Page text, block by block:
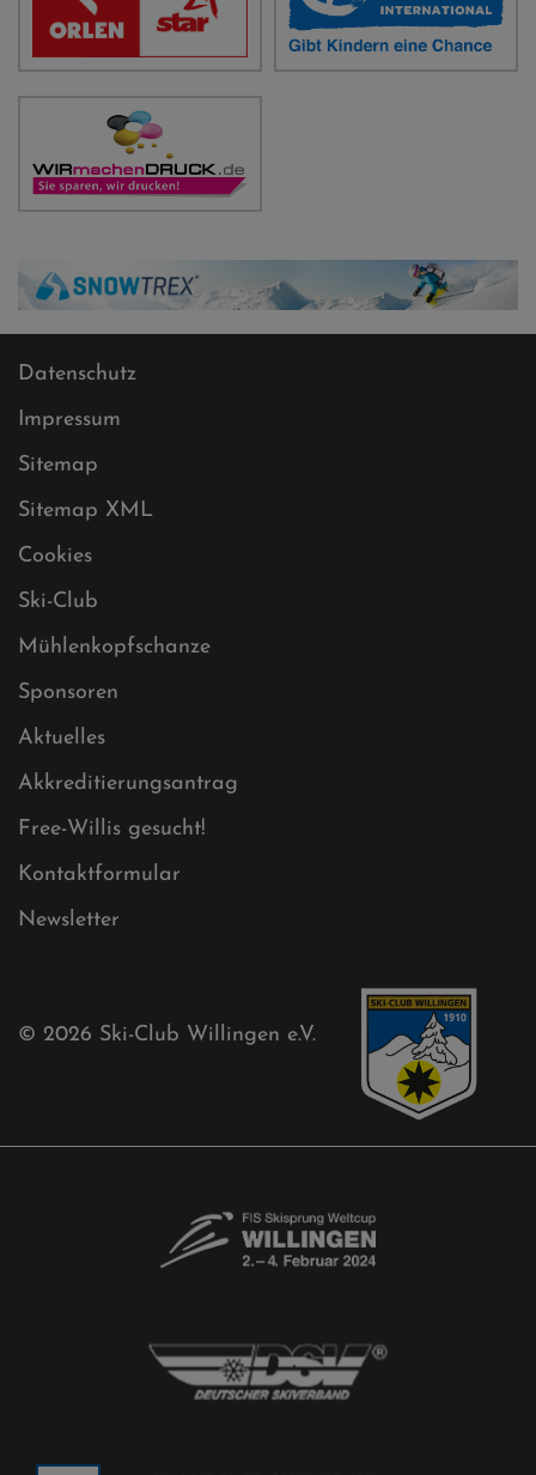
Datenschutz
Impressum
Sitemap
Sitemap XML
Cookies
Ski-Club
Mühlenkopfschanze
Sponsoren
Aktuelles
Akkreditierungsantrag
Free-Willis gesucht!
Kontaktformular
Newsletter
© 2026 Ski-Club Willingen e.V.